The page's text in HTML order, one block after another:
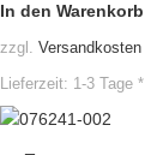
In den Warenkorb
zzgl. Versandkosten
Lieferzeit: 1-3 Tage *